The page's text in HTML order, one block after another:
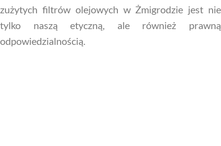
zużytych filtrów olejowych w Żmigrodzie jest nie
tylko naszą etyczną, ale również prawną
odpowiedzialnością.